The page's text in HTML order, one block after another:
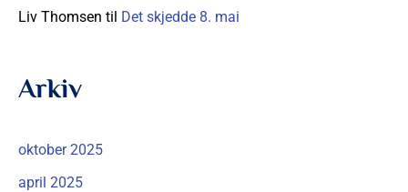
Liv Thomsen til Det skjedde 8. mai
Arkiv
oktober 2025
april 2025